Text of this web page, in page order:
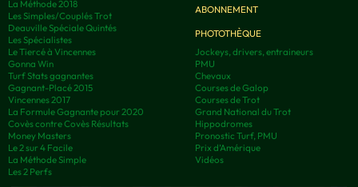
La Méthode 2018
Les Simples/Couplés Trot
Deauville Spéciale Quintés
Les Spécialistes
Le Tiercé à Vincennes
Gonna Win
Turf Stats gagnantes
Gagnant-Placé 2015
Vincennes 2017
La Formule Gagnante pour 2020
Covès contre Covès Résultats
Money Masters
Le 2 sur 4 Facile
La Méthode Simple
Les 2 Perfs
ABONNEMENT
PHOTOTHÈQUE
Jockeys, drivers, entraineurs
PMU
Chevaux
Courses de Galop
Courses de Trot
Grand National du Trot
Hippodromes
Pronostic Turf, PMU
Prix d’Amérique
Vidéos